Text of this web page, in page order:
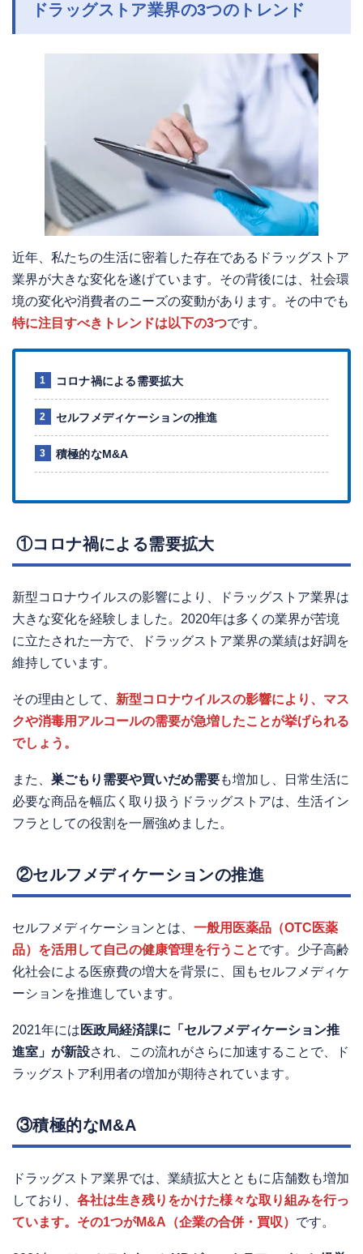
ドラッグストア業界の3つのトレンド
近年、私たちの生活に密着した存在であるドラッグストア
業界が大きな変化を遂げています。その背後には、社会環
境の変化や消費者のニーズの変動があります。その中でも
特に注目すべきトレンドは以下の3つです。
コロナ禍による需要拡大
セルフメディケーションの推進
積極的なM&A
①コロナ禍による需要拡大
新型コロナウイルスの影響により、ドラッグストア業界は
大きな変化を経験しました。2020年は多くの業界が苦境
に立たされた一方で、ドラッグストア業界の業績は好調を
維持しています。
その理由として、 新型コロナウイルスの影響により、マス
クや消毒用アルコールの需要が急増したことが挙げられる
でしょう。
また、 巣ごもり需要や買いだめ需要も増加し、日常生活に
必要な商品を幅広く取り扱うドラッグストアは、生活イン
フラとしての役割を一層強めました。
②セルフメディケーションの推進
セルフメディケーションとは、 一般用医薬品（OTC医薬
品）を活用して自己の健康管理を行うことです。少子高齢
化社会による医療費の増大を背景に、国もセルフメディケ
ーションを推進しています。
2021年には 医政局経済課に「セルフメディケーション推
進室」が新設され、この流れがさらに加速することで、ド
ラッグストア利用者の増加が期待されています。
③積極的なM&A
ドラッグストア業界では、業績拡大とともに店舗数も増加
しており、 各社は生き残りをかけた様々な取り組みを行っ
ています。その1つがM&A（企業の合併・買収） です。